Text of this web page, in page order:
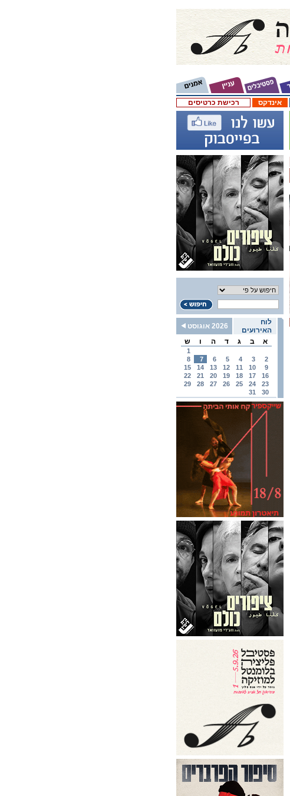
רכישת כרטיסים אינדקס
לוח
האירועים
2026 אוגוסט
א
ב ג ד ה ו ש
1
2
3
4
5
6
7
8
9
10
11
12
13
14
15
16
17
18
19
20
21
22
23
24
25
26
27
28
29
30
31